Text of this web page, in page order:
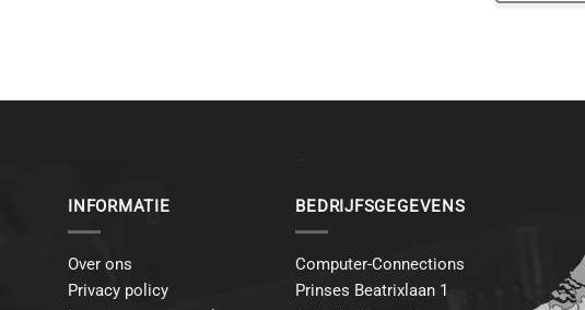
INFORMATIE
Over ons
Privacy policy
BEDRIJFSGEGEVENS
Computer-Connections
Prinses Beatrixlaan 1